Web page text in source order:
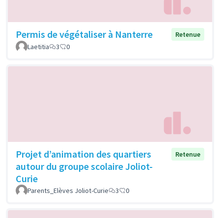
Permis de végétaliser à Nanterre
Retenue
Laetitia
3 0
Projet d’animation des quartiers
autour du groupe scolaire Joliot-
Curie
Retenue
Parents_Elèves Joliot-Curie 3 0